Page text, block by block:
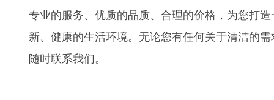
专业的服务、优质的品质、合理的价格，为您打
新、健康的生活环境。无论您有任何关于清洁的
随时联系我们。